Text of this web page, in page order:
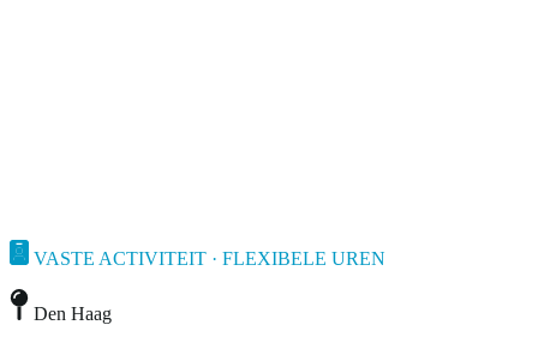
VASTE ACTIVITEIT · FLEXIBELE UREN
Den Haag